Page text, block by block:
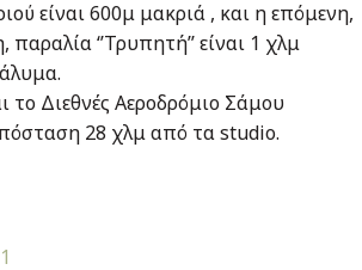
είναι 600μ μακριά , και η επόμενη,
‘’Τρυπητή’’ είναι 1 χλμ
το Διεθνές Αεροδρόμιο Σάμου
απόσταση 28 χλμ από τα studio.